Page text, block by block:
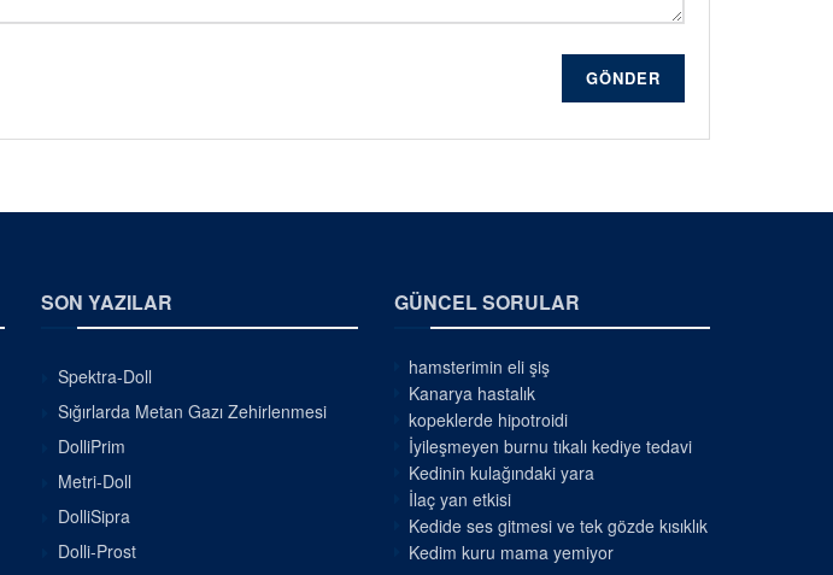
GÖNDER
SON YAZILAR
Spektra-Doll
Sığırlarda Metan Gazı Zehirlenmesi
DolliPrim
Metri-Doll
DolliSipra
Dolli-Prost
GÜNCEL SORULAR
hamsterimin eli şiş
Kanarya hastalık
kopeklerde hipotroidi
İyileşmeyen burnu tıkalı kediye tedavi
Kedinin kulağındaki yara
İlaç yan etkisi
Kedide ses gitmesi ve tek gözde kısıklık
Kedim kuru mama yemiyor